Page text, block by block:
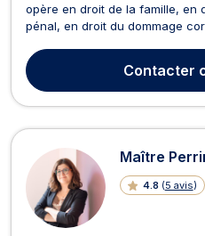
opère en droit de la famille, en
pénal, en droit du dommage
Maître Lionel MAGNE traite les
l’amiable ou pour faute, et ses...
Contacter
Maître
4.8 (5 avis)